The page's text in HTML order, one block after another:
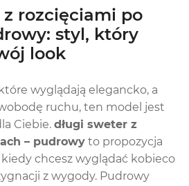
z rozcięciami po
styl, który
look
wyglądają elegancko, a
ruchu, ten model jest
Ciebie. długi sweter z
– pudrowy to propozycja
kiedy chcesz wyglądać kobieco
z wygody. Pudrowy